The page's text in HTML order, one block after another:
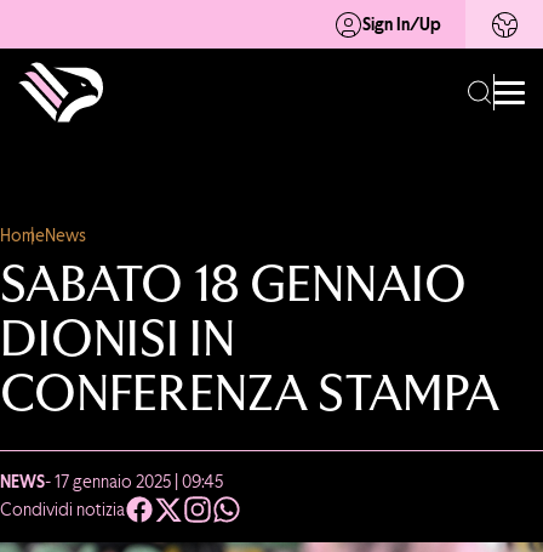
Sign In/Up
HomeNews
SABATO 18 GENNAIO
DIONISI IN
CONFERENZA STAMPA
NEWS- 17 gennaio 2025 | 09:45
Condividi notizia